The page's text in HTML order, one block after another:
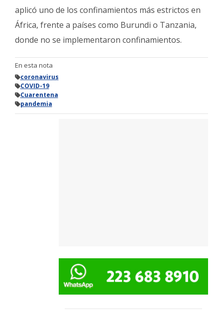
aplicó uno de los confinamientos más estrictos en
África, frente a países como Burundi o Tanzania,
donde no se implementaron confinamientos.
En esta nota
coronavirus
COVID-19
Cuarentena
pandemia